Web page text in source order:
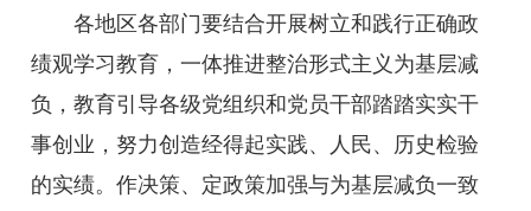
各地区各部门要结合开展树立和践行正确政
绩观学习教育，一体推进整治形式主义为基层减
负，教育引导各级党组织和党员干部踏踏实实干
事创业，努力创造经得起实践、人民、历史检验
的实绩。作决策、定政策加强与为基层减负一致